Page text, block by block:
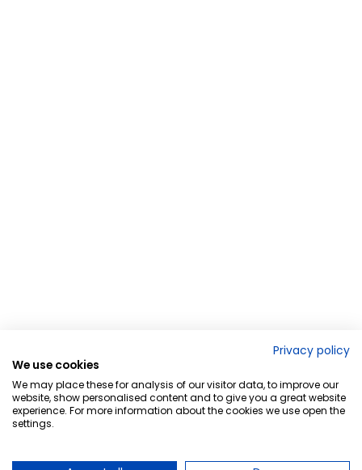
Privacy policy
We use cookies
We may place these for analysis of our visitor data, to improve our
website, show personalised content and to give you a great website
experience. For more information about the cookies we use open the
settings.